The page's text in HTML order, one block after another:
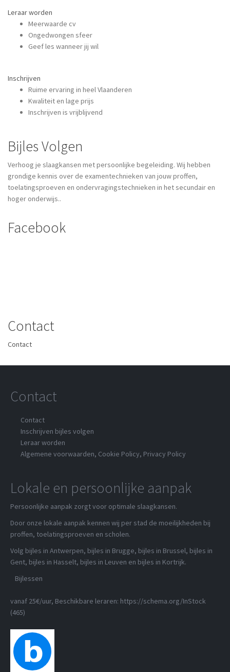
Leraar worden
Meerwaarde cv
Ongedwongen sfeer
Geef les wanneer jij wil
Inschrijven
Ruime ervaring in heel Vlaanderen
Kwaliteit en lage prijs
Inschrijven is vrijblijvend
Bijles Volgen
Verhoog je slaagkansen met persoonlijke begeleiding. Wij hebben
grondige kennis over de examentechnieken van jouw proffen,
toelatingsproeven en ondervragingstechnieken in het secundair en
hoger onderwijs..
Facebook
Contact
Contact
Contact
Contact
Inschrijven bijles volgen
Leraar worden
Algemene voorwaarden, Cookie Policy, Privacy Policy
Lokale en persoonlijke aanpak
Persoonlijke aanpak zorgt voor optimale slaagkansen.
Door onze lokale aanpak kennen wij per stad de moeilijkheden bij
proffen, toelatingsproeven en scholen.
Volg bijles in Antwerpen, bijles in Brugge, bijles in Brussel, bijles in
Gent, bijles in Hasselt, bijles in Leuven en bijles in Kortrijk.
Bijlessen
vanaf 25€/uur, Beschikbare leraren: https://schema.org/InStock
(465)